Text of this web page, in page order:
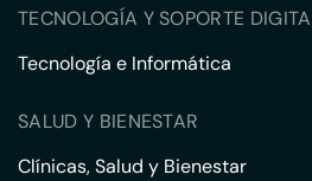
TECNOLOGÍA Y SOPORTE
Tecnología e Informática
SALUD Y BIENESTAR
Clínicas, Salud y Bienestar